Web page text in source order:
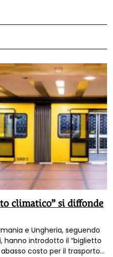
climatico” si diffonde
e Ungheria, seguendo
hanno introdotto il “biglietto
costo per il trasporto